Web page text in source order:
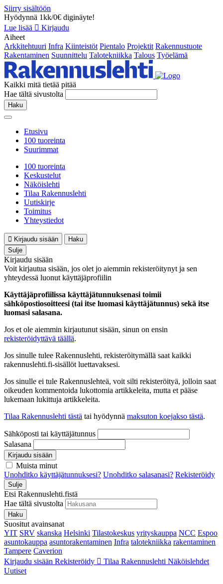
Siirry sisältöön
Hyödynnä 1kk/0€ diginäyte!
Lue lisää
Kirjaudu
Aiheet
Arkkitehtuuri Infra Kiinteistöt Pientalo Projektit Rakennustuote
Rakentaminen Suunnittelu Talotekniikka Talous Työelämä
Kaikki mitä tietää pitää
Hae tältä sivustolta
Haku
Etusivu
100 tuoreinta
Suurimmat
100 tuoreinta
Keskustelut
Näköislehti
Tilaa Rakennuslehti
Uutiskirje
Toimitus
Yhteystiedot
Kirjaudu sisään
Haku
Sulje
Kirjaudu sisään
Voit kirjautua sisään, jos olet jo aiemmin rekisteröitynyt ja sen
yhteydessä luonut käyttäjäprofiilin
Käyttäjäprofiilissa käyttäjätunnuksenasi toimii
sähköpostiosoitteesi (tai itse luomasi käyttäjätunnus) sekä itse
luomasi salasana.
Jos et ole aiemmin kirjautunut sisään, sinun on ensin
rekisteröidyttävä täällä.
Jos sinulle tulee Rakennuslehti, rekisteröitymällä saat kaikki
rakennuslehti.fi-sisällöt luettavaksesi.
Jos sinulle ei tule Rakennuslehteä, voit silti rekisteröityä, jolloin saat
oikeuden kommentoida lukottomia artikkeleita, mutta et pääse
lukemaan lukittuja artikkeleita.
Tilaa Rakennuslehti tästä tai hyödynnä maksuton koejakso tästä.
Sähköposti tai käyttäjätunnus
Salasana
Kirjaudu sisään
Muista minut
Unohditko käyttäjätunnuksesi? Unohditko salasanasi? Rekisteröidy
Sulje
Etsi Rakennuslehti.fistä
Hae tältä sivustolta
Haku
Suositut avainsanat
YIT SRV skanska Helsinki Tilastokeskus yrityskauppa NCC Espoo
asuntokauppa asuntorakentaminen Infra talotekniikka rakentaminen
Tampere Caverion
Kirjaudu sisään Rekisteröidy Tilaa Rakennuslehti Näköislehdet
Uutiset